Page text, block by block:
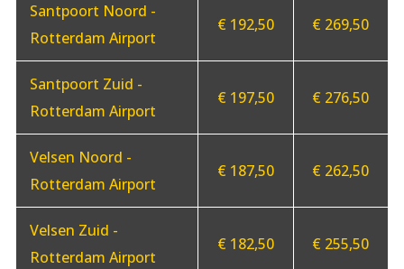
Santpoort Noord -
Rotterdam Airport
€ 192,50 € 269,50
Santpoort Zuid -
Rotterdam Airport
€ 197,50 € 276,50
Velsen Noord -
Rotterdam Airport
€ 187,50 € 262,50
Velsen Zuid -
Rotterdam Airport
€ 182,50 € 255,50